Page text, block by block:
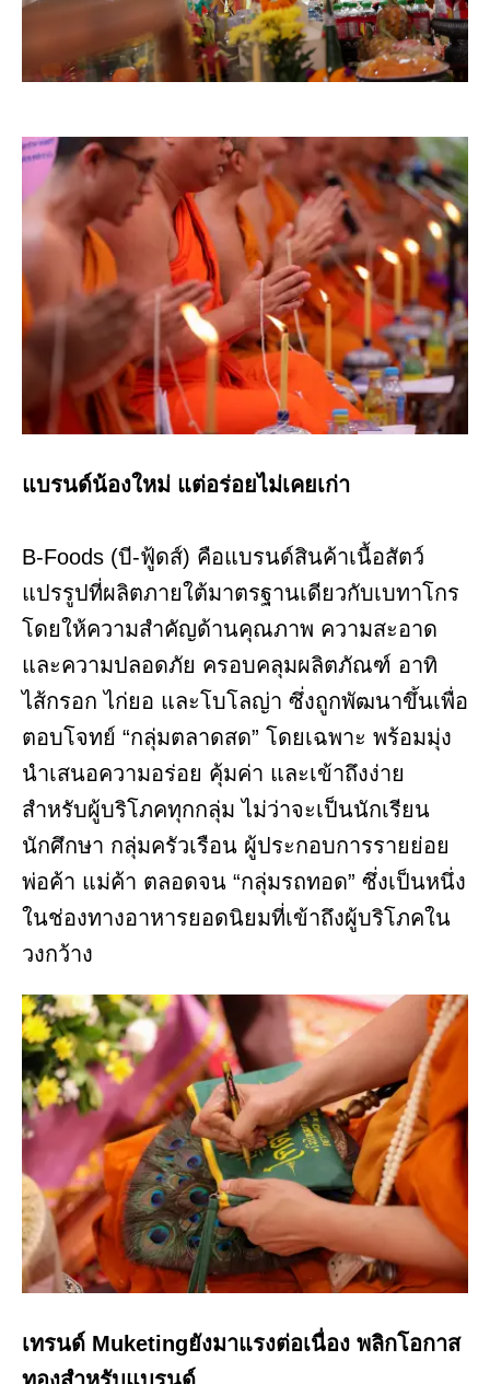
แบรนด์น้องใหม่ แต่อร่อยไม่เคยเก่า
B-Foods (บี-ฟู้ดส์) คือแบรนด์สินค้าเนื้อสัตว์
แปรรูปที่ผลิตภายใต้มาตรฐานเดียวกับเบทาโกร
โดยให้ความสำคัญด้านคุณภาพ ความสะอาด
และความปลอดภัย ครอบคลุมผลิตภัณฑ์ อาทิ
ไส้กรอก ไก่ยอ และโบโลญ่า ซึ่งถูกพัฒนาขึ้นเพื่อ
ตอบโจทย์ “กลุ่มตลาดสด” โดยเฉพาะ พร้อมมุ่ง
นำเสนอความอร่อย คุ้มค่า และเข้าถึงง่าย
สำหรับผู้บริโภคทุกกลุ่ม ไม่ว่าจะเป็นนักเรียน
นักศึกษา กลุ่มครัวเรือน ผู้ประกอบการรายย่อย
พ่อค้า แม่ค้า ตลอดจน “กลุ่มรถทอด” ซึ่งเป็นหนึ่ง
ในช่องทางอาหารยอดนิยมที่เข้าถึงผู้บริโภคใน
วงกว้าง
เทรนด์ Muketingยังมาแรงต่อเนื่อง พลิกโอกาส
ทองสำหรับแบรนด์